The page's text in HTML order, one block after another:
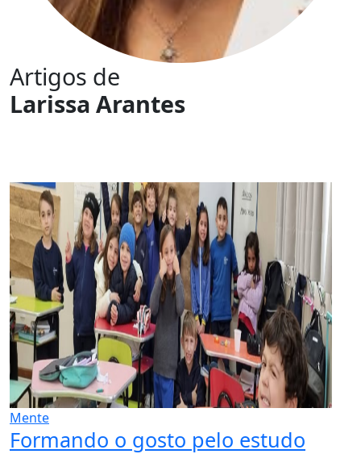
Artigos de
Larissa Arantes
Mente
Formando o gosto pelo estudo